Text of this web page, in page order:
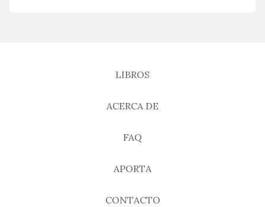
LIBROS
ACERCA DE
FAQ
APORTA
CONTACTO